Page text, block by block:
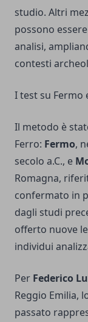
studio. Altri
possono
analisi,
contesti
I test su Fermo
Il metodo è
Ferro: Fermo,
secolo a.C., e
Romagna,
confermato in
dagli studi
offerto nuove
individui
Per Federico
Reggio Emilia,
passato